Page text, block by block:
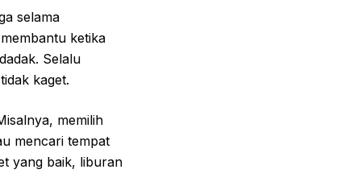
selama
ketika
Selalu
kaget.
memilih
mencari tempat
yang baik, liburan